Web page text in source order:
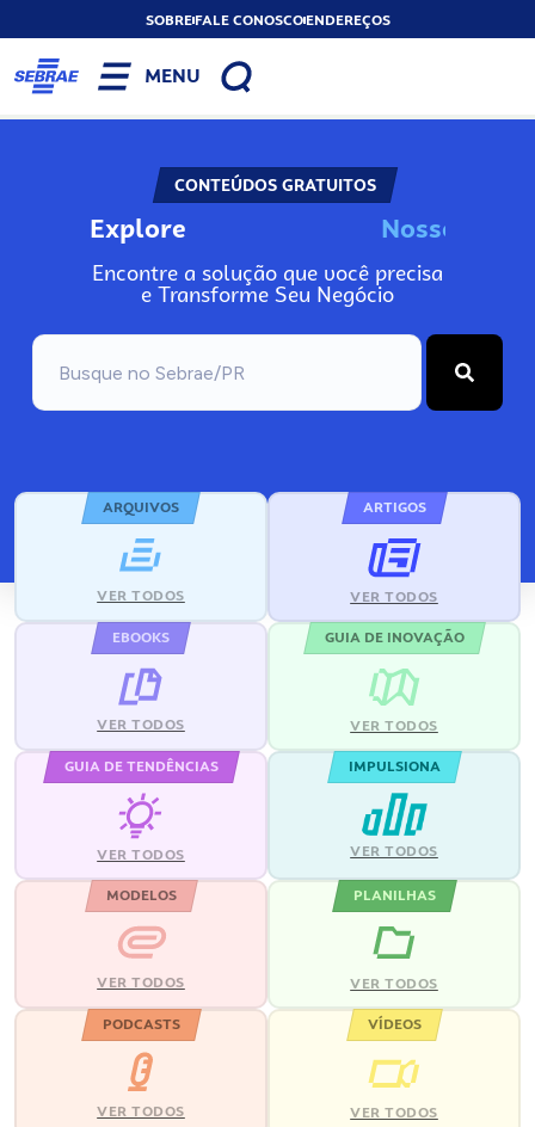
SOBREFALE CONOSCOENDEREÇOS
MENU
CONTEÚDOS GRATUITOS
Explore No
Encontre a solução que você precisa
e Transforme Seu Negócio
ARQUIVOS
VER TODOS
ARTIGOS
VER TODOS
EBOOKS
VER TODOS
GUIA DE INOVAÇÃO
VER TODOS
GUIA DE TENDÊNCIAS
VER TODOS
IMPULSIONA
VER TODOS
MODELOS
VER TODOS
PLANILHAS
VER TODOS
PODCASTS
VER TODOS
VÍDEOS
VER TODOS